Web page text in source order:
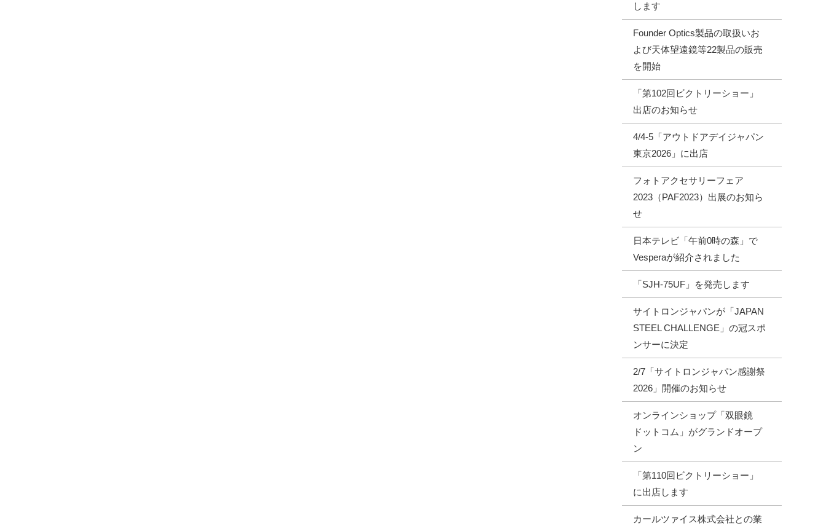
します
Founder Optics製品の取扱いお
よび天体望遠鏡等22製品の販売
を開始
「第102回ビクトリーショー」
出店のお知らせ
4/4-5「アウトドアデイジャパン
東京2026」に出店
フォトアクセサリーフェア
2023（PAF2023）出展のお知ら
せ
日本テレビ「午前0時の森」で
Vesperaが紹介されました
「SJH-75UF」を発売します
サイトロンジャパンが「JAPAN
STEEL CHALLENGE」の冠スポ
ンサーに決定
2/7「サイトロンジャパン感謝祭
2026」開催のお知らせ
オンラインショップ「双眼鏡
ドットコム」がグランドオープ
ン
「第110回ビクトリーショー」
に出店します
カールツァイス株式会社との業